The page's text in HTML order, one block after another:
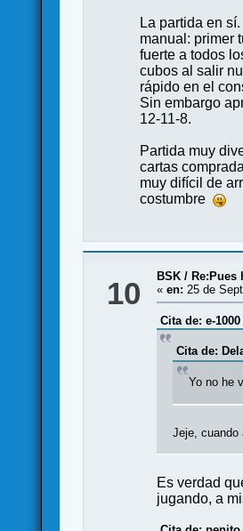
La partida en
manual: primer
fuerte a todos
cubos al salir
rápido en el
Sin embargo
12-11-8.
Partida muy
cartas
muy difícil de
costumbre
10 BSK / Re:Pues
«en: 25 de
Cita de: e-
Cita de:
Yo no he
Jeje, cuando
Es verdad
jugando, a